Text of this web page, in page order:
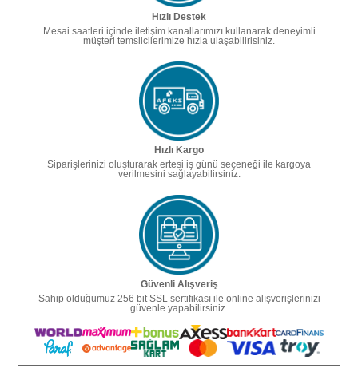
Hızlı Destek
Mesai saatleri içinde iletişim kanallarımızı kullanarak deneyimli
müşteri temsilcilerimize hızla ulaşabilirisiniz.
Hızlı Kargo
Siparişlerinizi oluşturarak ertesi iş günü seçeneği ile kargoya
verilmesini sağlayabilirsiniz.
Güvenli Alışveriş
Sahip olduğumuz 256 bit SSL sertifikası ile online alışverişlerinizi
güvenle yapabilirsiniz.